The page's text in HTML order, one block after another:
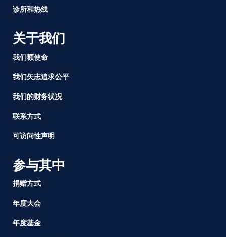
诊所和热线
关于我们
我们额使命
我们矢志追求公平
我们的财务状况
联系方式
可访问性声明
参与其中
捐赠方式
年度大会
年度基金